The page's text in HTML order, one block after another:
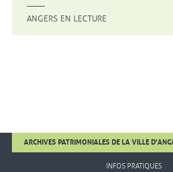
ANGERS EN LECTURE
ARCHIVES PATRIMONIALES DE LA VILLE
INFOS PRATIQUES